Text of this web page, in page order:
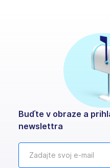
Buďte v obraze a
newslettra